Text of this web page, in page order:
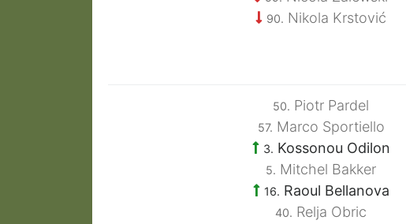
90. Nikola Krstović
50. Piotr Pardel
57. Marco Sportiello
3. Kossonou Odilon
5. Mitchel Bakker
16. Raoul Bellanova
40. Relja Obric